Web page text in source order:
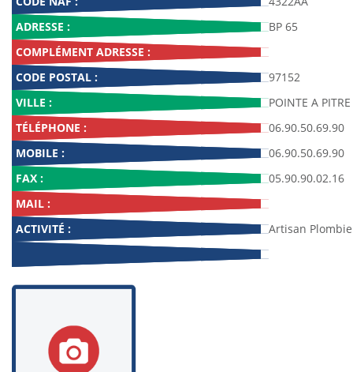
ADRESSE :
BP 65
COMPLÉMENT ADRESSE :
CODE POSTAL :
97152
VILLE :
POINTE A PITRE
TÉLÉPHONE :
06.90.50.69.90
MOBILE :
06.90.50.69.90
FAX :
05.90.90.02.16
MAIL :
ACTIVITÉ :
Artisan